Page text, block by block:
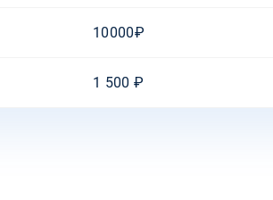
10000₽
1 500 ₽